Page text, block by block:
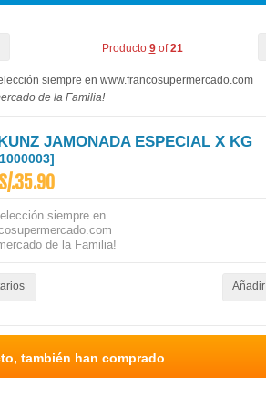
Producto 9of21
siempre en www.francosupermercado.com
de la Familia!
JAMONADA ESPECIAL X KG
S/.35.90
siempre en
de la Familia!
también han comprado